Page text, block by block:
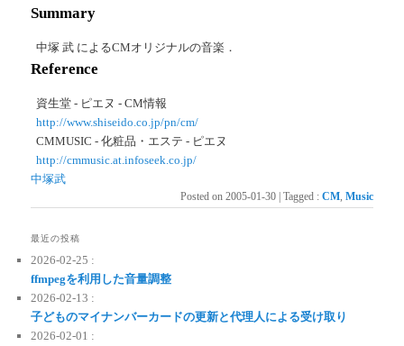
Summary
中塚 武 によるCMオリジナルの音楽．
Reference
資生堂 - ピエヌ - CM情報
http://www.shiseido.co.jp/pn/cm/
CMMUSIC - 化粧品・エステ - ピエヌ
http://cmmusic.at.infoseek.co.jp/
中塚武
Posted on 2005-01-30 | Tagged : CM, Music
最近の投稿
2026-02-25 :
ffmpegを利用した音量調整
2026-02-13 :
子どものマイナンバーカードの更新と代理人による受け取り
2026-02-01 :